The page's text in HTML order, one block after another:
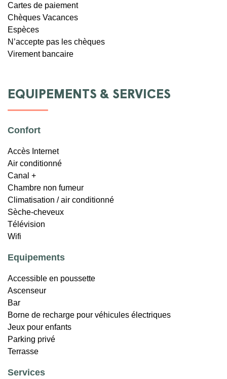
Cartes de paiement
Chèques Vacances
Espèces
N’accepte pas les chèques
Virement bancaire
EQUIPEMENTS & SERVICES
Confort
Accès Internet
Air conditionné
Canal +
Chambre non fumeur
Climatisation / air conditionné
Sèche-cheveux
Télévision
Wifi
Equipements
Accessible en poussette
Ascenseur
Bar
Borne de recharge pour véhicules électriques
Jeux pour enfants
Parking privé
Terrasse
Services